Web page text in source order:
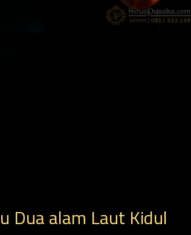
Dua alam Laut Kidul